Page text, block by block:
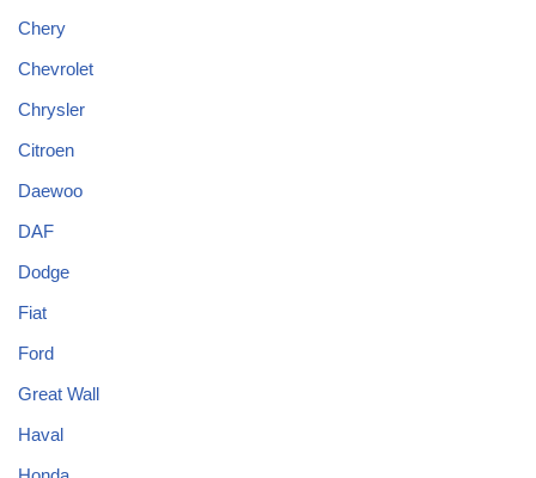
Chery
Chevrolet
Chrysler
Citroen
Daewoo
DAF
Dodge
Fiat
Ford
Great Wall
Haval